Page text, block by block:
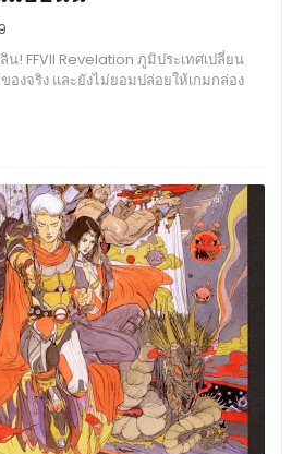
น! FFVII Revelation ภูมิประเทศเปลี่ยน
องจริง และยังไม่ยอมปล่อยให้เกมกล่อง